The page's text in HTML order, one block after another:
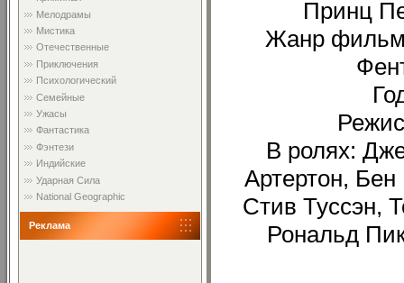
Мелодрамы
Мистика
Отечественные
Приключения
Психологический
Семейные
Ужасы
Фантастика
Фэнтези
Индийские
Ударная Сила
National Geographic
Реклама
Принц
Жанр
В ролях:
Артертон,
Стив Туссэн,
Рональд